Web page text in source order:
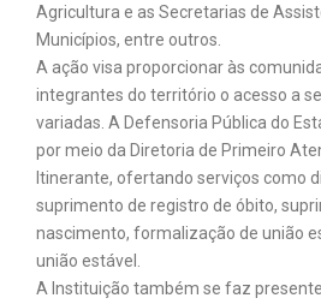
Agricultura e as Secretarias de
Municípios, entre outros.
A ação visa proporcionar às
integrantes do território o acesso a
variadas. A Defensoria Pública do
por meio da Diretoria de Primeiro
Itinerante, ofertando serviços como
suprimento de registro de óbito,
nascimento, formalização de união
união estável.
A Instituição também se faz